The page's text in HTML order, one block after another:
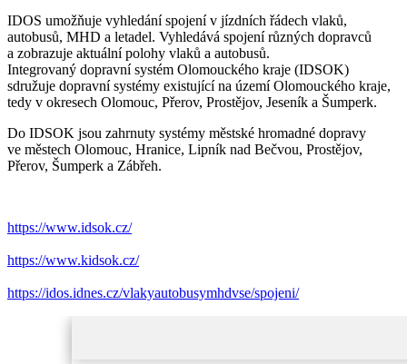
IDOS umožňuje vyhledání spojení v jízdních řádech vlaků,
autobusů, MHD a letadel. Vyhledává spojení různých dopravců
a zobrazuje aktuální polohy vlaků a autobusů.
Integrovaný dopravní systém Olomouckého kraje (IDSOK)
sdružuje dopravní systémy existující na území Olomouckého kraje,
tedy v okresech Olomouc, Přerov, Prostějov, Jeseník a Šumperk.
Do IDSOK jsou zahrnuty systémy městské hromadné dopravy
ve městech Olomouc, Hranice, Lipník nad Bečvou, Prostějov,
Přerov, Šumperk a Zábřeh.
https://www.idsok.cz/
https://www.kidsok.cz/
https://idos.idnes.cz/vlakyautobusymhdvse/spojeni/